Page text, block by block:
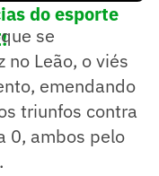
do esporte
se
Leão, o viés
emendando
triunfos contra
0, ambos pelo